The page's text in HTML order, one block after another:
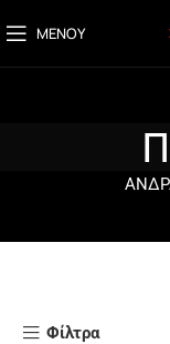
ΜΕΝΟΎ
Φίλτρα